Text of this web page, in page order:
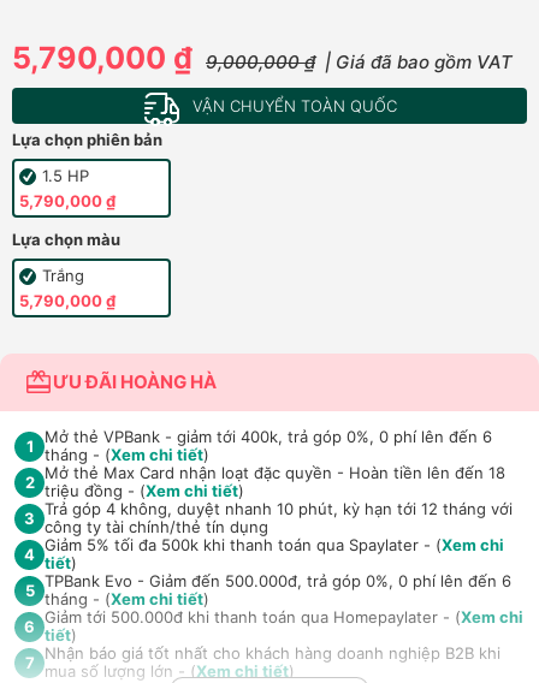
5,790,000 ₫ 9,000,000 ₫ | Giá đã bao gồm VAT
VẬN CHUYỂN TOÀN QUỐC
Lựa chọn phiên bản
1.5 HP
5,790,000 ₫
Lựa chọn màu
Trắng
5,790,000 ₫
ƯU ĐÃI HOÀNG HÀ
1
Mở thẻ VPBank - giảm tới 400k, trả góp 0%, 0 phí lên đến 6
tháng - (Xem chi tiết)
2 Mở thẻ Max Card nhận loạt đặc quyền - Hoàn tiền lên đến 18
triệu đồng - (Xem chi tiết)
3 Trả góp 4 không, duyệt nhanh 10 phút, kỳ hạn tới 12 tháng với
công ty tài chính/thẻ tín dụng
4 Giảm 5% tối đa 500k khi thanh toán qua Spaylater - (Xem chi
tiết)
5 TPBank Evo - Giảm đến 500.000đ, trả góp 0%, 0 phí lên đến 6
tháng - (Xem chi tiết)
6 Giảm tới 500.000đ khi thanh toán qua Homepaylater - (Xem chi
tiết)
7
Nhận báo giá tốt nhất cho khách hàng doanh nghiệp B2B khi
mua số lượng lớn - (Xem chi tiết)